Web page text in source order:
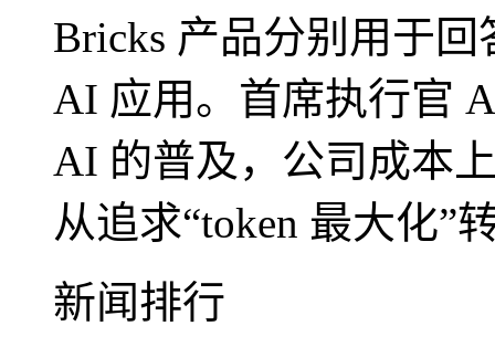
Bricks 产品分别用于
AI 应用。首席执行官
AI 的普及，公司成本
从追求“token 最大化”
新闻排行